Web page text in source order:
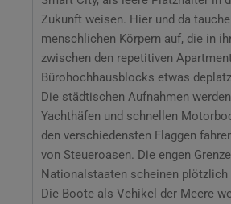
Zukunft weisen. Hier und da
menschlichen Körpern auf, die in
zwischen den repetitiven
Bürohochhausblocks etwas
Die städtischen Aufnahmen
Yachthäfen und schnellen
den verschiedensten Flaggen
von Steueroasen. Die engen
Nationalstaaten scheinen plötzlich
Die Boote als Vehikel der Meere